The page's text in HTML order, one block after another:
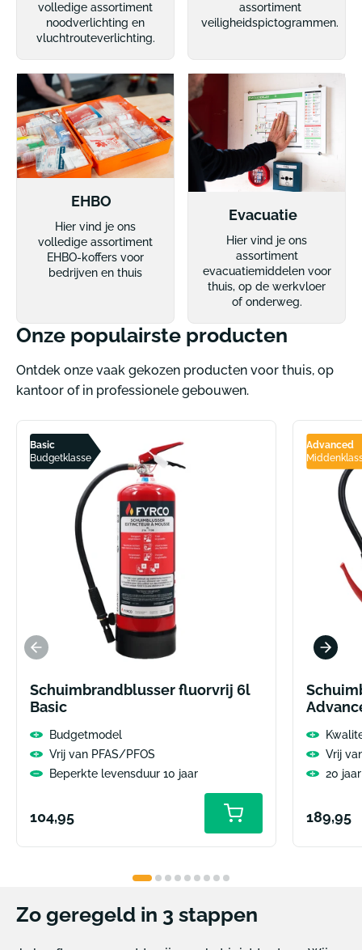
volledige assortiment
noodverlichting en
vluchtrouteverlichting.
assortiment
veiligheidspictogrammen.
EHBO
Hier vind je ons
volledige assortiment
EHBO-koffers voor
bedrijven en thuis
Evacuatie
Hier vind je ons
assortiment
evacuatiemiddelen voor
thuis, op de werkvloer
of onderweg.
Onze populairste producten
Ontdek onze vaak gekozen producten voor thuis, op
kantoor of in professionele gebouwen.
Basic
Budgetklasse
Schuimbrandblusser fluorvrij 6l
Basic
Budgetmodel
Vrij van PFAS/PFOS
Beperkte levensduur 10 jaar
Normale
104,95
Advanced
Vrij
20
189,95
Zo geregeld in 3 stappen